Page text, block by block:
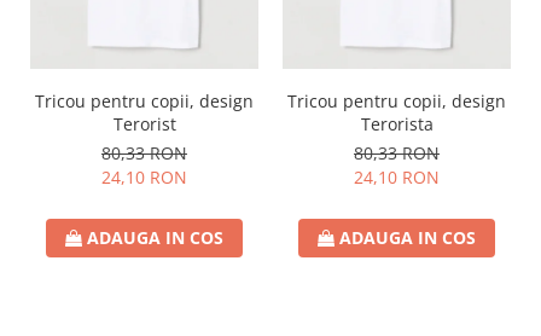
Tricou pentru copii, design
Terorist
80,33 RON
24,10 RON
ADAUGA IN COS
Tricou pentru copii, design
Terorista
80,33 RON
24,10 RON
ADAUGA IN COS